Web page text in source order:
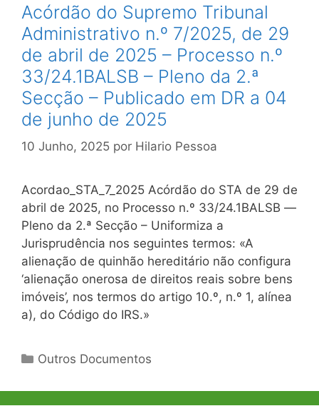
Acórdão do Supremo Tribunal
Administrativo n.º 7/2025, de 29
de abril de 2025 – Processo n.º
33/24.1BALSB – Pleno da 2.ª
Secção – Publicado em DR a 04
de junho de 2025
10 Junho, 2025 por Hilario Pessoa
Acordao_STA_7_2025 Acórdão do STA de 29 de
abril de 2025, no Processo n.º 33/24.1BALSB ―
Pleno da 2.ª Secção – Uniformiza a
Jurisprudência nos seguintes termos: «A
alienação de quinhão hereditário não configura
‘alienação onerosa de direitos reais sobre bens
imóveis’, nos termos do artigo 10.º, n.º 1, alínea
a), do Código do IRS.»
Categorias
Outros Documentos